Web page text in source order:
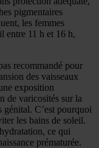
pigmentaires
les femmes
entre 11 h et 16 h,
recommandé pour
des vaisseaux
exposition
de varicosités sur la
génital. C’est pourquoi
les bains de soleil.
ce qui
prématurée.